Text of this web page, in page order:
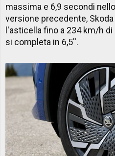
massima e 6,9 secondi
versione precedente, Skoda
l'asticella fino a 234 km/h
si completa in 6,5''.